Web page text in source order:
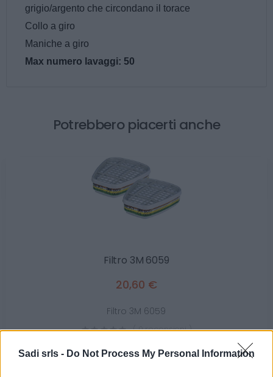
Sadi srls - Do Not Process My Personal Information
grigio/argento che circondano il torace
Collo a giro
Maniche a giro
Max numero lavaggi: 50
Potrebbero piacerti anche
Filtro 3M 6059
20,60 €
Filtro 3M 6059
( 0 recensioni )